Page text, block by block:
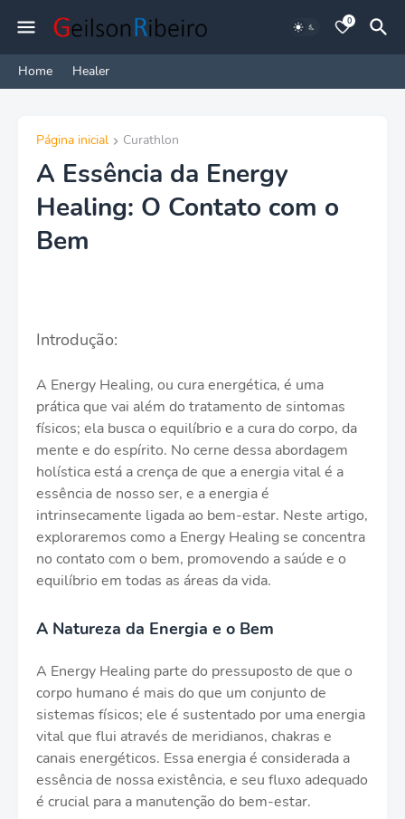
0
Home Healer
Página inicial Curathlon
A Essência da Energy
Healing: O Contato com o
Bem
Introdução:
A Energy Healing, ou cura energética, é uma
prática que vai além do tratamento de sintomas
físicos; ela busca o equilíbrio e a cura do corpo, da
mente e do espírito. No cerne dessa abordagem
holística está a crença de que a energia vital é a
essência de nosso ser, e a energia é
intrinsecamente ligada ao bem-estar. Neste artigo,
exploraremos como a Energy Healing se concentra
no contato com o bem, promovendo a saúde e o
equilíbrio em todas as áreas da vida.
A Natureza da Energia e o Bem
A Energy Healing parte do pressuposto de que o
corpo humano é mais do que um conjunto de
sistemas físicos; ele é sustentado por uma energia
vital que flui através de meridianos, chakras e
canais energéticos. Essa energia é considerada a
essência de nossa existência, e seu fluxo adequado
é crucial para a manutenção do bem-estar.